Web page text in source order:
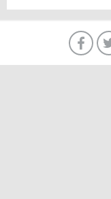
yapımcısı röportaj